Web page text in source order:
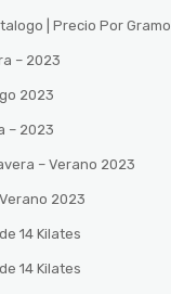
| Precio Por Gramo
– 2023
2023
– 2023
– Verano 2023
2023
14 Kilates
14 Kilates